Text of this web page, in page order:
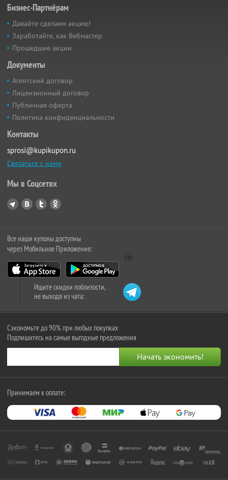
Бизнес-Партнёрам
Давайте сделаем акцию!
Заработайте, как Вебмастер
Прошедшие акции
Документы
Агентский договор
Лицензионный договор
Публичная оферта
Политика конфиденциальности
Контакты
sprosi@kupikupon.ru
Связаться с нами
Мы в Соцсетях
Все наши купоны доступны
через Мобильное Приложение:
Ищите скидки поблизости,
не выходя из чата:
Сэкономьте до 90% при любых покупках
Подпишитесь на самые выгодные предложения
Принимаем к оплате: